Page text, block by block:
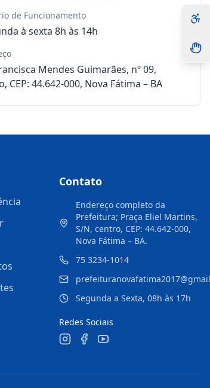
de Funcionamento
à sexta 8h às 14h
Mendes Guimarães, nº 09,
CEP: 44.642-000, Nova Fátima – BA
Contato
Endereço completo da
Prefeitura; Praça Eliel Martins,
S/N, centro, CEP: 44.642-000,
Nova Fátima – BA.
75 3234-1014
Segunda a Sexta, 08h às 17h
Redes Sociais